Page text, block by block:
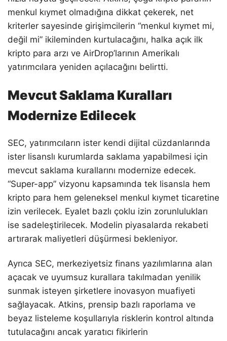
menkul kıymet olmadığına dikkat çekerek, net
kriterler sayesinde girişimcilerin “menkul kıymet mi,
değil mi” ikileminden kurtulacağını, halka açık ilk
kripto para arzı ve AirDrop’larının Amerikalı
yatırımcılara yeniden açılacağını belirtti.
Mevcut Saklama Kuralları
Modernize Edilecek
SEC, yatırımcıların ister kendi dijital cüzdanlarında
ister lisanslı kurumlarda saklama yapabilmesi için
mevcut saklama kurallarını modernize edecek.
“Super-app” vizyonu kapsamında tek lisansla hem
kripto para hem geleneksel menkul kıymet ticaretine
izin verilecek. Eyalet bazlı çoklu izin zorunlulukları
ise sadeleştirilecek. Modelin piyasalarda rekabeti
artırarak maliyetleri düşürmesi bekleniyor.
Ayrıca SEC, merkeziyetsiz finans yazılımlarına alan
açacak ve uyumsuz kurallara takılmadan yenilik
sunmak isteyen şirketlere inovasyon muafiyeti
sağlayacak. Atkins, prensip bazlı raporlama ve
beyaz listeleme koşullarıyla risklerin kontrol altında
tutulacağını ancak yaratıcı fikirlerin